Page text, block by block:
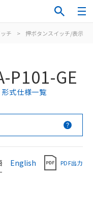
チ > 押ボタンスイッチ/表示灯
P101-GE
式仕様一覧
English PDF出力